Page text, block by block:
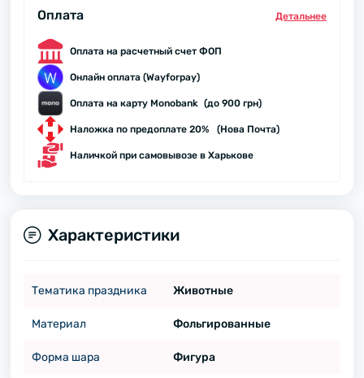
Оплата Детальнее
Оплата на расчетный счет ФОП
Онлайн оплата (Wayforpay)
Оплата на карту Monobank (до 900 грн)
Наложка по предоплате 20% (Нова Почта)
Наличкой при самовывозе в Харькове
Характеристики
Тематика праздника Животные
Материал Фольгированные
Форма шара Фигура